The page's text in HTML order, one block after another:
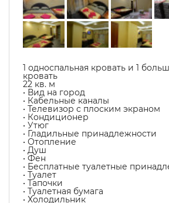
1 односпальная кровать и 1
кровать
22 кв. м
• Вид на город
• Кабельные каналы
• Телевизор с плоским экраном
• Кондиционер
• Утюг
• Гладильные принадлежности
• Отопление
• Душ
• Фен
• Бесплатные туалетные
• Туалет
• Тапочки
• Туалетная бумага
• Холодильник